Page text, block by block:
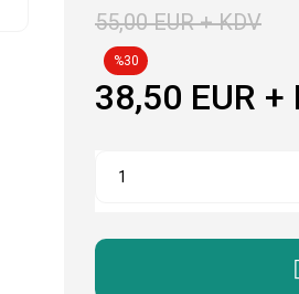
55,00 EUR + KDV
%30
38,50 EUR +